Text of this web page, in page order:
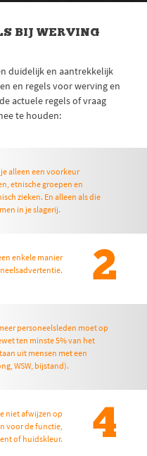
BIJ WERVING
duidelijk en aantrekkelijk
en regels voor werving en
actuele regels of vraag
te houden:
alleen een voorkeur
etnische groepen en
zieken. En alleen als die
in je slagerij.
2
enkele manier
personeelsleden moet op
ten minste 5% van het
uit mensen met een
WSW, bijstand).
4
niet afwijzen op
voor de functie,
of huidskleur.